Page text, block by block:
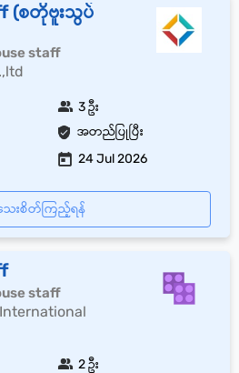
(စတိုဗူးသွပ်
staff
အတည်ပြုပြီး
3 ဦး
24 Jul 2026
ေးစိတ်ကြည့်ရန်
staff
2 ဦး